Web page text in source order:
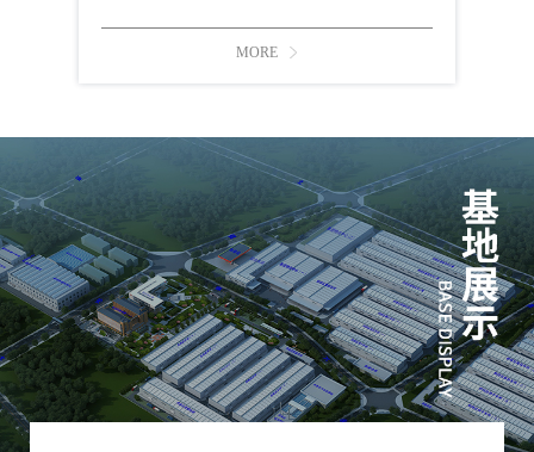
MORE